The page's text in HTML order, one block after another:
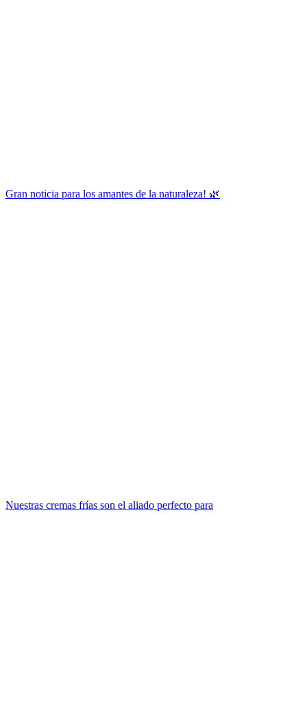
Gran noticia para los amantes de la naturaleza! 🌿
Nuestras cremas frías son el aliado perfecto para